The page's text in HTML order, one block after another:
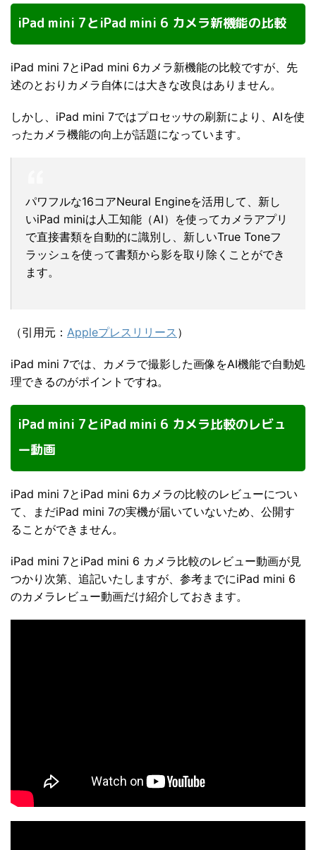
iPad mini 7とiPad mini 6 カメラ新機能の比較
iPad mini 7とiPad mini 6カメラ新機能の比較ですが、先
述のとおりカメラ自体には大きな改良はありません。
しかし、iPad mini 7ではプロセッサの刷新により、AIを使
ったカメラ機能の向上が話題になっています。
パワフルな16コアNeural Engineを活用して、新し
いiPad miniは人工知能（AI）を使ってカメラアプリ
で直接書類を自動的に識別し、新しいTrue Toneフ
ラッシュを使って書類から影を取り除くことができ
ます。
（引用元： Appleプレスリリース ）
iPad mini 7では、カメラで撮影した画像をAI機能で自動処
理できるのがポイントですね。
iPad mini 7とiPad mini 6 カメラ比較のレビュ
ー動画
iPad mini 7とiPad mini 6カメラの比較のレビューについ
て、まだiPad mini 7の実機が届いていないため、公開す
ることができません。
iPad mini 7とiPad mini 6 カメラ比較のレビュー動画が見
つかり次第、追記いたしますが、参考までにiPad mini 6
のカメラレビュー動画だけ紹介しておきます。